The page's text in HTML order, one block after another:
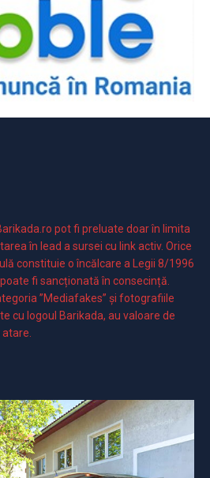
pot fi preluate doar în limita
în lead a sursei cu link activ. Orice
constituie o încălcare a Legii 8/1996
fi sancționată în consecință.
”Mediafakes” și fotografiile
cu logoul Barikada, au valoare de